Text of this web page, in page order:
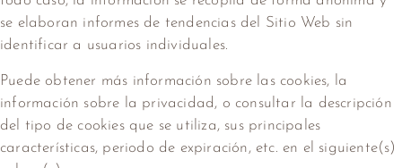
se elaboran informes de tendencias del Sitio Web sin
identificar a usuarios individuales.
Puede obtener más información sobre las cookies, la
información sobre la privacidad, o consultar la descripción
del tipo de cookies que se utiliza, sus principales
características, periodo de expiración, etc. en el siguiente(s)